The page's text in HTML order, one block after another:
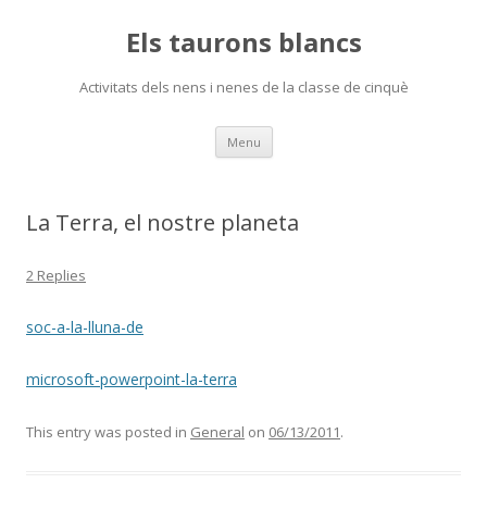
Els taurons blancs
Activitats dels nens i nenes de la classe de cinquè
Menu Skip
content
La Terra, el nostre planeta
2 Replies
soc-a-la-lluna-de
microsoft-powerpoint-la-terra
This entry was posted in General on 06/13/2011.